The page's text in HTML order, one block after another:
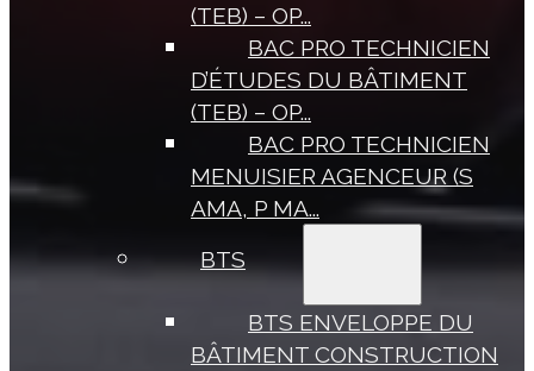
(TEB) – OP...
BAC PRO TECHNICIEN
D’ÉTUDES DU BÂTIMENT
(TEB) – OP...
BAC PRO TECHNICIEN
MENUISIER AGENCEUR (S
AMA, P MA...
BTS
BTS ENVELOPPE DU
BÂTIMENT CONSTRUCTION